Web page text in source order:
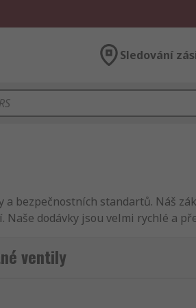
Sledování
bezpečnostních standartů. Náš
dodávky jsou velmi rychlé a
nabídku sekce Mechanické
orientovat rychle a jednoduše.
pro všechny Zpětné ventily
ventily